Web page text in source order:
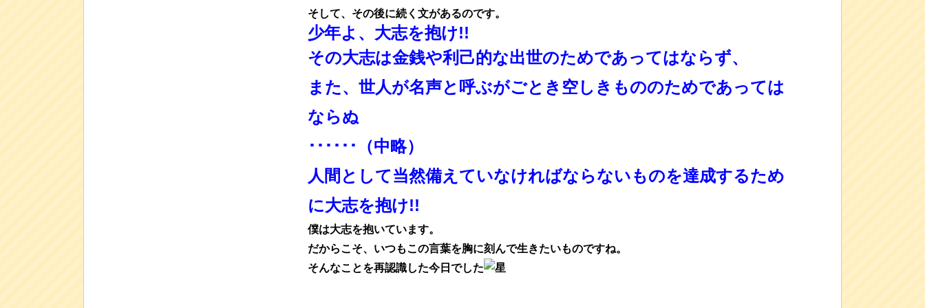
そして、その後に続く文があるのです。
少年よ、大志を抱け!!
その大志は金銭や利己的な出世のためであってはならず、
また、世人が名声と呼ぶがごとき空しきもののためであっては
ならぬ
･･････（中略）
人間として当然備えていなければならないものを達成するため
に大志を抱け!!
僕は大志を抱いています。
だからこそ、いつもこの言葉を胸に刻んで生きたいものですね。
そんなことを再認識した今日でした